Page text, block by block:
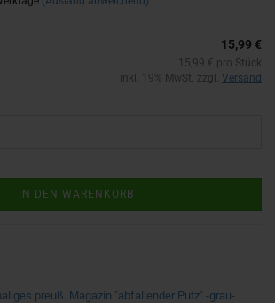
15,99 €
15,99 € pro Stück
inkl. 19% MwSt. zzgl. Versand
IN DEN WARENKORB